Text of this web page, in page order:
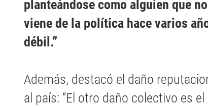
planteándose como alguien que
viene de la política hace varios
débil.”
Además, destacó el daño
al país: “El otro daño colectivo es